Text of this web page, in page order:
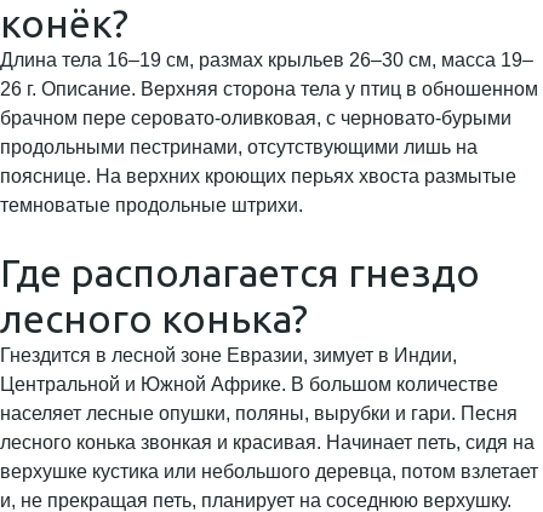
конёк?
Длина тела 16–19 см, размах крыльев 26–30 см, масса 19–
26 г. Описание. Верхняя сторона тела у птиц в обношенном
брачном пере серовато-оливковая, с черновато-бурыми
продольными пестринами, отсутствующими лишь на
пояснице. На верхних кроющих перьях хвоста размытые
темноватые продольные штрихи.
Где располагается гнездо
лесного конька?
Гнездится в лесной зоне Евразии, зимует в Индии,
Центральной и Южной Африке. В большом количестве
населяет лесные опушки, поляны, вырубки и гари. Песня
лесного конька звонкая и красивая. Начинает петь, сидя на
верхушке кустика или небольшого деревца, потом взлетает
и, не прекращая петь, планирует на соседнюю верхушку.